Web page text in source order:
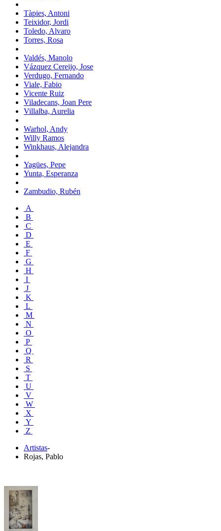
Tàpies, Antoni
Teixidor, Jordi
Toledo, Alvaro
Torres, Rosa
Valdés, Manolo
Vázquez Cereijo, Jose
Verdugo, Fernando
Viale, Fabio
Vicente Ruiz
Viladecans, Joan Pere
Villalba, Aurelia
Warhol, Andy
Willy Ramos
Winkhaus, Alejandra
Yagües, Pepe
Yunta, Esperanza
Zambudio, Rubén
A
B
C
D
E
F
G
H
I
J
K
L
M
N
O
P
Q
R
S
T
U
V
W
X
Y
Z
Artistas-
Rojas, Pablo